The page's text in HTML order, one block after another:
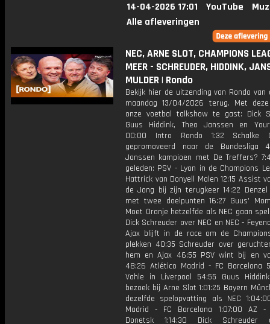
14-04-2026 17:01 YouTube
Alle afleveringen
NEC, ARNE SLOT, CHAMPIONS
MEER - SCHREUDER, HIDDINK,
MULDER | Rondo
Bekijk hier de uitzending van Rondo van
maandag 13/04/2026 terug. Met
onze voetbal talkshow te gast: Dick
Guus Hiddink, Theo Janssen en
00:00 Intro Rondo 1:32 Schalke
gepromoveerd naar de Bundesliga
Janssen kampioen met De Treffers?
geleden: PSV - Lyon in de Champions
Hattrick van Donyell Malen 12:15 Assist
de Jong bij zijn terugkeer 14:22
met twee doelpunten 16:27 Guus'
Moet Oranje hetzelfde als NEC gaan
Dick Schreuder over NEC en NEC -
Ajax blijft in de race om de
plekken 40:35 Schreuder over
hem en Ajax 46:55 PSV wint bij en
48:26 Atlético Madrid - FC Barcelona
Vahle in Liverpool 54:55 Guus
bezoek bij Arne Slot 1:01:25 Bayern
dezelfde spelopvatting als NEC
Madrid - FC Barcelona 1:07:00 AZ -
Donetsk 1:14:30 Dick